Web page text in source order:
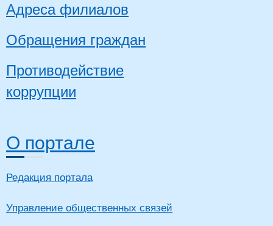
Адреса филиалов
Обращения граждан
Противодействие
коррупции
О портале
Редакция портала
Управление общественных связей